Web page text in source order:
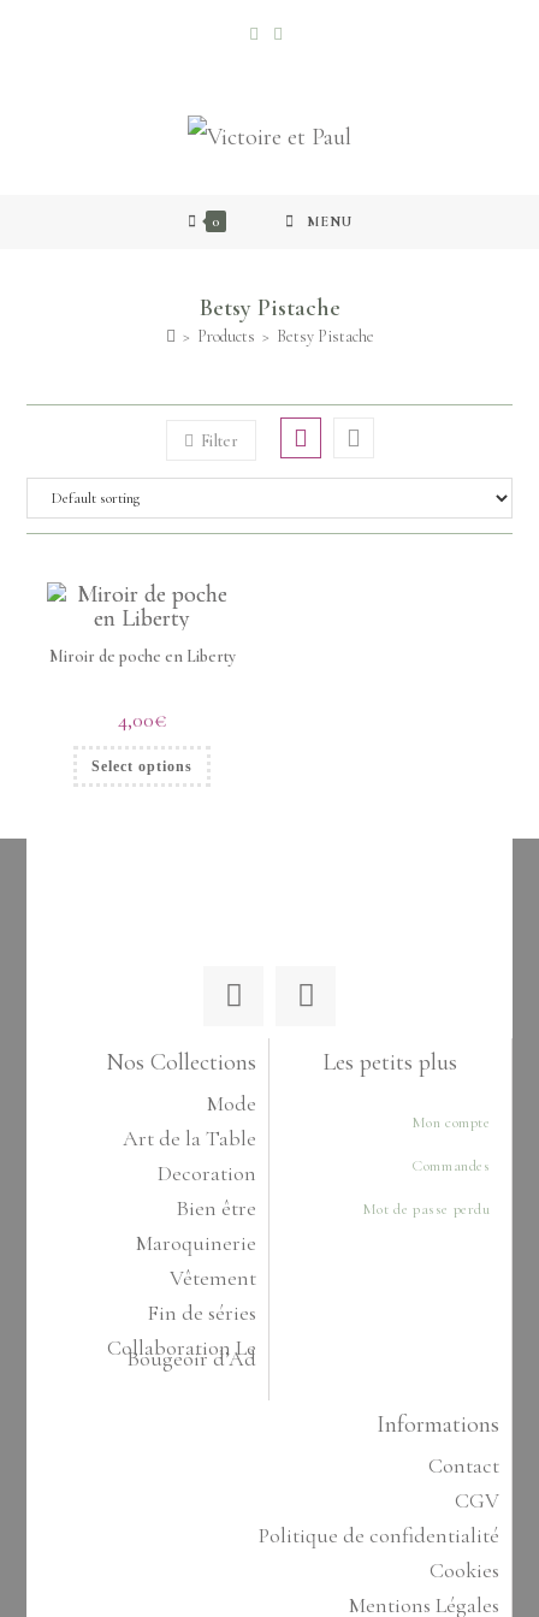
0 MENU
Betsy Pistache
> Products > Betsy Pistache
Filter
Miroir de poche en Liberty
4,00€
Select options
Nos Collections
Mode
Art de la Table
Decoration
Bien être
Maroquinerie
Vêtement
Fin de séries
Collaboration Le
Bougeoir d’Ad
Les petits plus
Mon compte
Commandes
Mot de passe perdu
Informations
Contact
CGV
Politique de confidentialité
Cookies
Mentions Légales